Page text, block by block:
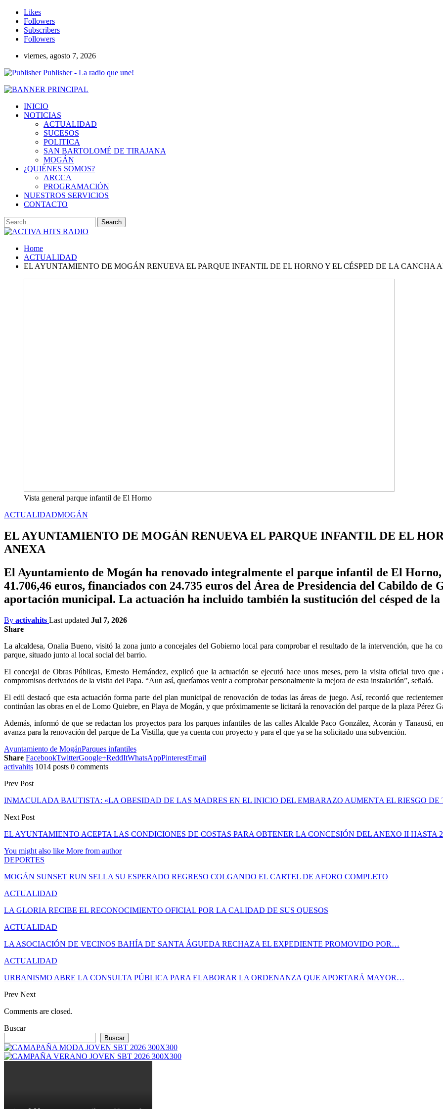
Likes
Followers
Subscribers
Followers
viernes, agosto 7, 2026
Publisher - La radio que une!
INICIO
NOTICIAS
ACTUALIDAD
SUCESOS
POLITICA
SAN BARTOLOMÉ DE TIRAJANA
MOGÁN
¿QUIÉNES SOMOS?
ARCCA
PROGRAMACIÓN
NUESTROS SERVICIOS
CONTACTO
Home
ACTUALIDAD
EL AYUNTAMIENTO DE MOGÁN RENUEVA EL PARQUE INFANTIL DE EL HORNO Y EL CÉSPED DE LA CANCHA
Vista general parque infantil de El Horno
ACTUALIDADMOGÁN
EL AYUNTAMIENTO DE MOGÁN RENUEVA EL PARQUE INFANTIL DE EL
ANEXA
El Ayuntamiento de Mogán ha renovado integralmente el parque infantil de El
41.706,46 euros, financiados con 24.735 euros del Área de Presidencia del Cabildo de
aportación municipal. La actuación ha incluido también la sustitución del césped de la
By activahits Last updated Jul 7, 2026
Share
La alcaldesa, Onalia Bueno, visitó la zona junto a concejales del Gobierno local para comprobar el resultado de la intervención, que ha
parque, situado junto al local social del barrio.
El concejal de Obras Públicas, Ernesto Hernández, explicó que la actuación se ejecutó hace unos meses, pero la visita oficial tuvo
compromisos derivados de la visita del Papa. “Aun así, queríamos venir a comprobar personalmente la mejora de esta instalación”, señaló.
El edil destacó que esta actuación forma parte del plan municipal de renovación de todas las áreas de juego. Así, recordó que
continúan las obras en el de Lomo Quiebre, en Playa de Mogán, y que próximamente se licitará la renovación del parque de la plaza Pérez
Además, informó de que se redactan los proyectos para los parques infantiles de las calles Alcalde Paco González, Acorán y
avanza para la renovación del parque de La Vistilla, que ya cuenta con proyecto y para el que ya se ha solicitado una subvención.
Ayuntamiento de MogánParques infantiles
Share FacebookTwitterGoogle+ReddItWhatsAppPinterestEmail
activahits 1014 posts 0 comments
Prev Post
INMACULADA BAUTISTA: «LA OBESIDAD DE LAS MADRES EN EL INICIO DEL EMBARAZO AUMENTA EL RIESGO DE
Next Post
EL AYUNTAMIENTO ACEPTA LAS CONDICIONES DE COSTAS PARA OBTENER LA CONCESIÓN DEL ANEXO II HASTA
You might also like More from author
DEPORTES
MOGÁN SUNSET RUN SELLA SU ESPERADO REGRESO COLGANDO EL CARTEL DE AFORO COMPLETO
ACTUALIDAD
LA GLORIA RECIBE EL RECONOCIMIENTO OFICIAL POR LA CALIDAD DE SUS QUESOS
ACTUALIDAD
LA ASOCIACIÓN DE VECINOS BAHÍA DE SANTA ÁGUEDA RECHAZA EL EXPEDIENTE PROMOVIDO POR…
ACTUALIDAD
URBANISMO ABRE LA CONSULTA PÚBLICA PARA ELABORAR LA ORDENANZA QUE APORTARÁ MAYOR…
Prev Next
Comments are closed.
Buscar
Buscar